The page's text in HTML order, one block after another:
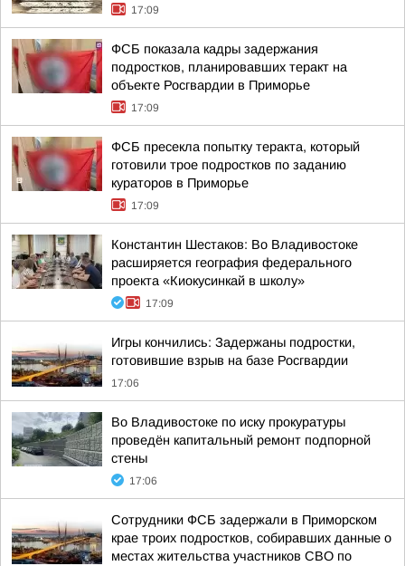
17:09
ФСБ показала кадры задержания
подростков, планировавших теракт на
объекте Росгвардии в Приморье
17:09
ФСБ пресекла попытку теракта, который
готовили трое подростков по заданию
кураторов в Приморье
17:09
Константин Шестаков: Во Владивостоке
расширяется география федерального
проекта «Киокусинкай в школу»
17:09
Игры кончились: Задержаны подростки,
готовившие взрыв на базе Росгвардии
17:06
Во Владивостоке по иску прокуратуры
проведён капитальный ремонт подпорной
стены
17:06
Сотрудники ФСБ задержали в Приморском
крае троих подростков, собиравших данные о
местах жительства участников СВО по